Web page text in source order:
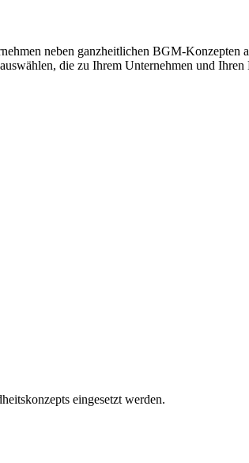
neben ganzheitlichen BGM-Konzepten
die zu Ihrem Unternehmen und Ihren
eingesetzt werden.